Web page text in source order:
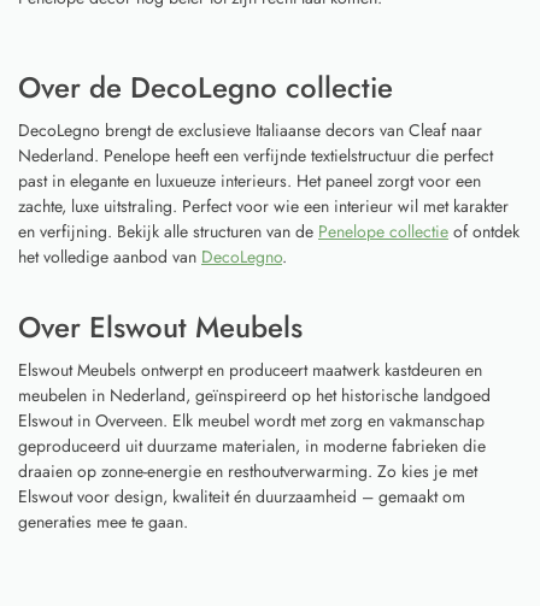
Over de DecoLegno collectie
DecoLegno brengt de exclusieve Italiaanse decors van Cleaf naar
Nederland. Penelope heeft een verfijnde textielstructuur die perfect
past in elegante en luxueuze interieurs. Het paneel zorgt voor een
zachte, luxe uitstraling. Perfect voor wie een interieur wil met karakter
en verfijning. Bekijk alle structuren van de Penelope collectie of ontdek
het volledige aanbod van DecoLegno.
Over Elswout Meubels
Elswout Meubels ontwerpt en produceert maatwerk kastdeuren en
meubelen in Nederland, geïnspireerd op het historische landgoed
Elswout in Overveen. Elk meubel wordt met zorg en vakmanschap
geproduceerd uit duurzame materialen, in moderne fabrieken die
draaien op zonne-energie en resthoutverwarming. Zo kies je met
Elswout voor design, kwaliteit én duurzaamheid – gemaakt om
generaties mee te gaan.